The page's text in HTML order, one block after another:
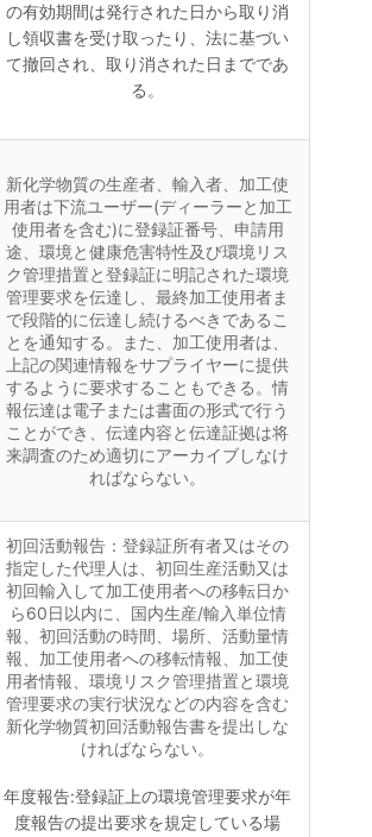
の有効期間は発行された日から取り消
し領収書を受け取ったり、法に基づい
て撤回され、取り消された日までであ
る。
新化学物質の生産者、輸入者、加工使
用者は下流ユーザー(ディーラーと加工
使用者を含む)に登録証番号、申請用
途、環境と健康危害特性及び環境リス
ク管理措置と登録証に明記された環境
管理要求を伝達し、最終加工使用者ま
で段階的に伝達し続けるべきであるこ
とを通知する。また、加工使用者は、
上記の関連情報をサプライヤーに提供
するように要求することもできる。情
報伝達は電子または書面の形式で行う
ことができ、伝達内容と伝達証拠は将
来調査のため適切にアーカイブしなけ
ればならない。
初回活動報告：登録証所有者又はその
指定した代理人は、初回生産活動又は
初回輸入して加工使用者への移転日か
ら60日以内に、国内生産/輸入単位情
報、初回活動の時間、場所、活動量情
報、加工使用者への移転情報、加工使
用者情報、環境リスク管理措置と環境
管理要求の実行状況などの内容を含む
新化学物質初回活動報告書を提出しな
ければならない。
年度報告:登録証上の環境管理要求が年
度報告の提出要求を規定している場